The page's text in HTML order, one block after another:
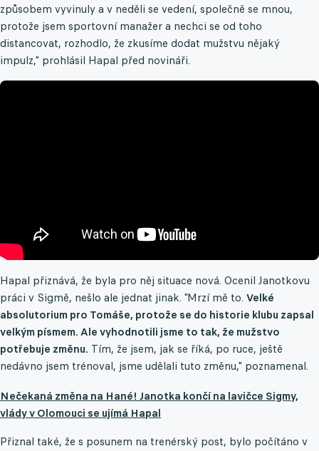
způsobem vyvinuly a v neděli se vedení, společně se mnou,
protože jsem sportovní manažer a nechci se od toho
distancovat, rozhodlo, že zkusíme dodat mužstvu nějaký
impulz," prohlásil Hapal před novináři.
Hapal přiznává, že byla pro něj situace nová. Ocenil Janotkovu
práci v Sigmě, nešlo ale jednat jinak. "Mrzí mě to. Velké
absolutorium pro Tomáše, protože se do historie klubu zapsal
velkým písmem. Ale vyhodnotili jsme to tak, že mužstvo
potřebuje změnu. Tím, že jsem, jak se říká, po ruce, ještě
nedávno jsem trénoval, jsme udělali tuto změnu," poznamenal.
Nečekaná změna na Hané! Janotka končí na lavičce Sigmy,
vlády v Olomouci se ujímá Hapal
Přiznal také, že s posunem na trenérský post, bylo počítáno v